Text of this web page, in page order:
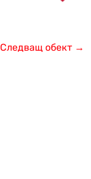
Следващ обект →